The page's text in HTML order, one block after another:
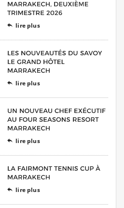
 lire plus
 lire plus
 lire plus
 lire plus